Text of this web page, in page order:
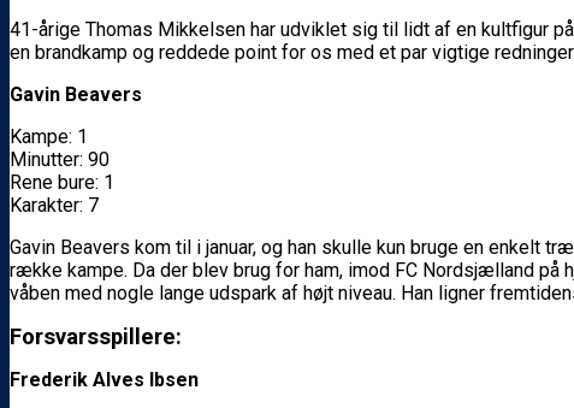
41-årige Thomas Mikkelsen har udviklet sig til lidt af en kultfigur
en brandkamp og reddede point for os med et par vigtige
Gavin Beavers
Kampe: 1
Minutter: 90
Rene bure: 1
Karakter: 7
Gavin Beavers kom til i januar, og han skulle kun bruge en enkelt
række kampe. Da der blev brug for ham, imod FC Nordsjælland
våben med nogle lange udspark af højt niveau. Han ligner
Forsvarsspillere:
Frederik Alves Ibsen